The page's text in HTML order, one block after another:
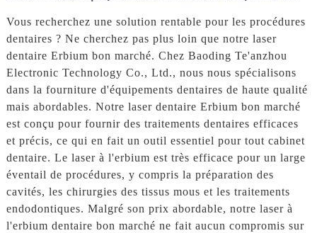
Vous recherchez une solution rentable pour les procédures
dentaires ? Ne cherchez pas plus loin que notre laser
dentaire Erbium bon marché. Chez Baoding Te'anzhou
Electronic Technology Co., Ltd., nous nous spécialisons
dans la fourniture d'équipements dentaires de haute qualité
mais abordables. Notre laser dentaire Erbium bon marché
est conçu pour fournir des traitements dentaires efficaces
et précis, ce qui en fait un outil essentiel pour tout cabinet
dentaire. Le laser à l'erbium est très efficace pour un large
éventail de procédures, y compris la préparation des
cavités, les chirurgies des tissus mous et les traitements
endodontiques. Malgré son prix abordable, notre laser à
l'erbium dentaire bon marché ne fait aucun compromis sur